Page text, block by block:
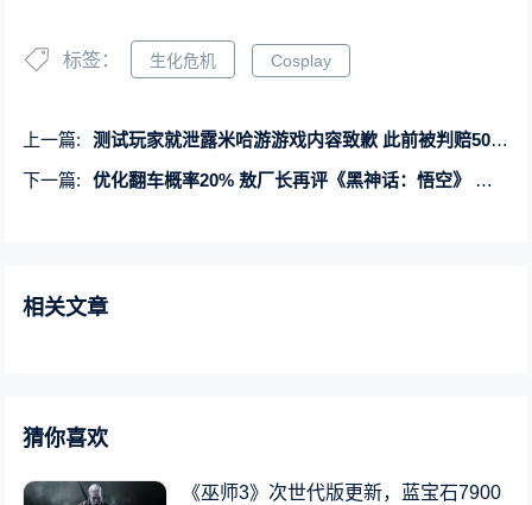
标签： 生化危机 Cosplay
上一篇:
测试玩家就泄露米哈游游戏内容致歉 此前被判赔50万元
下一篇:
优化翻车概率20% 敖厂长再评《黑神话：悟空》 网友不买账
相关文章
猜你喜欢
《巫师3》次世代版更新，蓝宝石7900